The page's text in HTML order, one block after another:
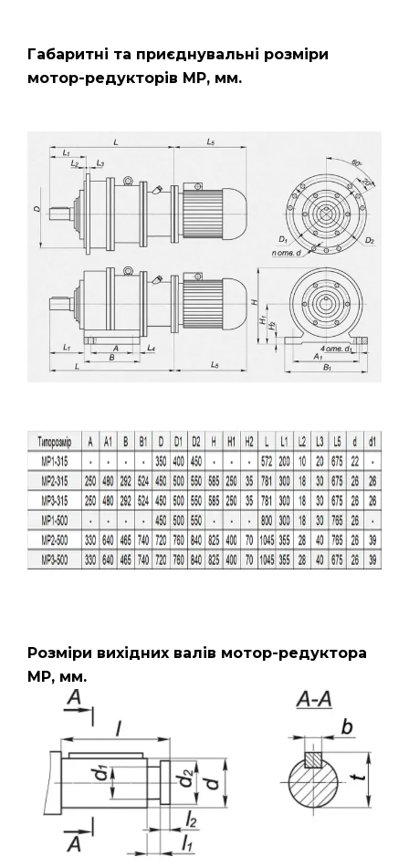
Габаритні та приєднувальні розміри
мотор-редукторів МР, мм.
Розміри вихідних валів мотор-редуктора
МР, мм.